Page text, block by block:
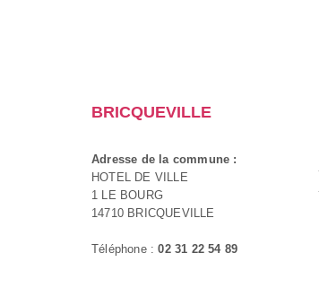
BRICQUEVILLE
Adresse de la commune :
HOTEL DE VILLE
1 LE BOURG
14710 BRICQUEVILLE
Téléphone :02 31 22 54 89